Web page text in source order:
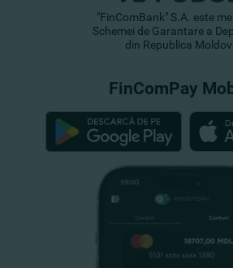
"FinComBank" S.A. este
Schemei de Garantare a
din Republica
FinComPay